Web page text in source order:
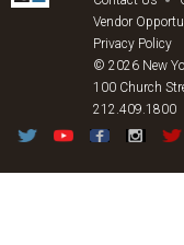
Vendor
Privacy Policy
© 2026 New
100 Church
212.409.1800